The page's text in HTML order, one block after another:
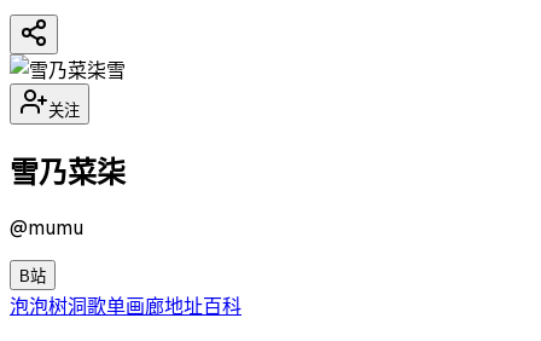
雪
关注
雪乃菜柒
@mumu
B站
泡泡树洞歌单画廊地址百科